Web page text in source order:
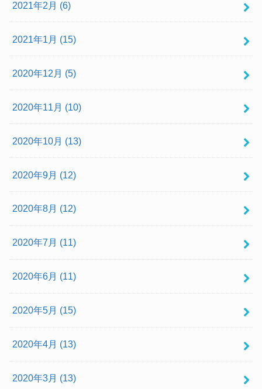
2021年2月 (6)
2021年1月 (15)
2020年12月 (5)
2020年11月 (10)
2020年10月 (13)
2020年9月 (12)
2020年8月 (12)
2020年7月 (11)
2020年6月 (11)
2020年5月 (15)
2020年4月 (13)
2020年3月 (13)